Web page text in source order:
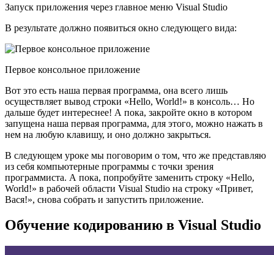
Запуск приложения через главное меню Visual Studio
В результате должно появиться окно следующего вида:
Первое консольное приложение
Вот это есть наша первая программа, она всего лишь
осуществляет вывод строки «Hello, World!» в консоль… Но
дальше будет интереснее! А пока, закройте окно в котором
запущена наша первая программа, для этого, можно нажать в
нем на любую клавишу, и оно должно закрыться.
В следующем уроке мы поговорим о том, что же представляю
из себя компьютерные программы с точки зрения
программиста. А пока, попробуйте заменить строку «Hello,
World!» в рабочей области Visual Studio на строку «Привет,
Вася!», снова собрать и запустить приложение.
Обучение кодированию в Visual Studio